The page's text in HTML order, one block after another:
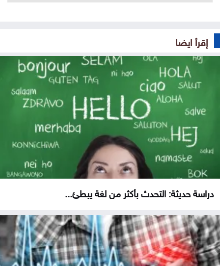
إقرأ ايضا
دراسة حديثة: التحدث بأكثر من لغة يبطئ...